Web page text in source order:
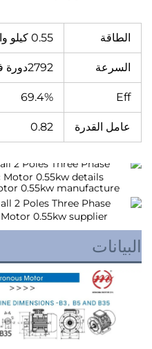
الطاقة 0.55 كيلو واط
السرعة 2792دورة في الدقيقة
Eff
69.4%
عامل القدرة 0.82
البيانات